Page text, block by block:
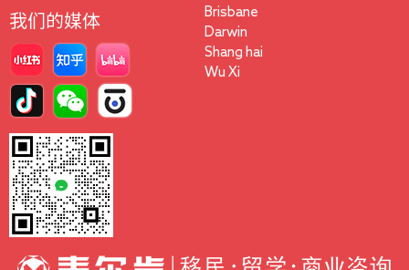
我们的媒体
Brisbane
Darwin
Shang hai
Wu Xi